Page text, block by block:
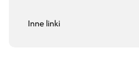
Inne linki